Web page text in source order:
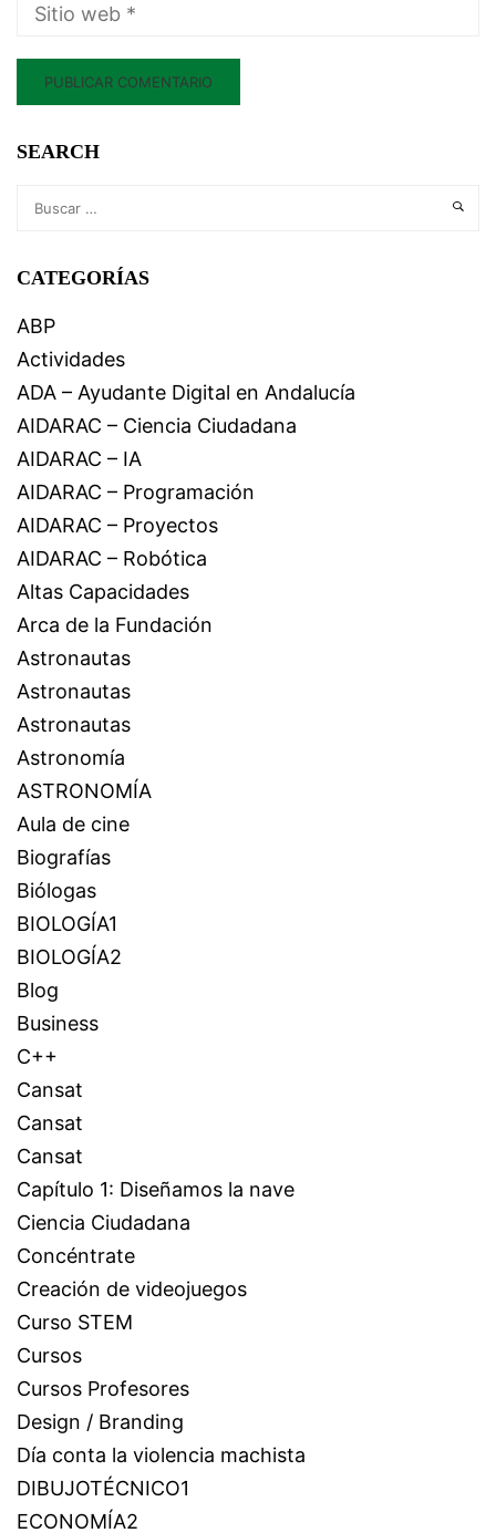
SEARCH
CATEGORÍAS
ABP
Actividades
ADA – Ayudante Digital en Andalucía
AIDARAC – Ciencia Ciudadana
AIDARAC – IA
AIDARAC – Programación
AIDARAC – Proyectos
AIDARAC – Robótica
Altas Capacidades
Arca de la Fundación
Astronautas
Astronautas
Astronautas
Astronomía
ASTRONOMÍA
Aula de cine
Biografías
Biólogas
BIOLOGÍA1
BIOLOGÍA2
Blog
Business
C++
Cansat
Cansat
Cansat
Capítulo 1: Diseñamos la nave
Ciencia Ciudadana
Concéntrate
Creación de videojuegos
Curso STEM
Cursos
Cursos Profesores
Design / Branding
Día conta la violencia machista
DIBUJOTÉCNICO1
ECONOMÍA2